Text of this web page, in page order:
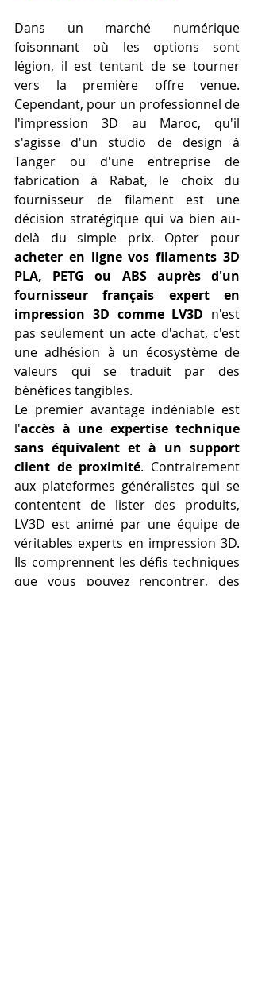
Dans un marché numérique
foisonnant où les options sont
légion, il est tentant de se tourner
vers la première offre venue.
Cependant, pour un professionnel de
l'impression 3D au Maroc, qu'il
s'agisse d'un studio de design à
Tanger ou d'une entreprise de
fabrication à Rabat, le choix du
fournisseur de filament est une
décision stratégique qui va bien au-
acheter en ligne vos filaments 3D
PLA, PETG ou ABS auprès d'un
fournisseur français expert en
impression 3D comme LV3D n'est
pas seulement un acte d'achat, c'est
une adhésion à un écosystème de
valeurs qui se traduit par des
bénéfices tangibles.
Le premier avantage indéniable est
l'accès à une expertise technique
sans équivalent et à un support
client de proximité. Contrairement
aux plateformes généralistes qui se
contentent de lister des produits,
LV3D est animé par une équipe de
véritables experts en impression 3D.
Ils comprennent les défis techniques
que vous pouvez rencontrer, des